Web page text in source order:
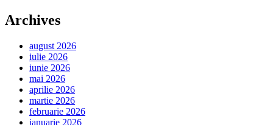
Archives
august 2026
iulie 2026
iunie 2026
mai 2026
aprilie 2026
martie 2026
februarie 2026
ianuarie 2026